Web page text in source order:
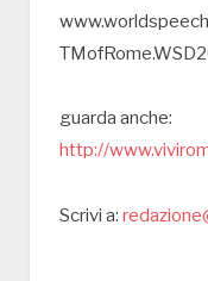
guarda anche:
http://
Scrivi a: